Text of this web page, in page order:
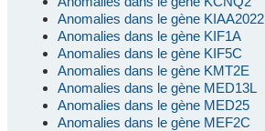
Anomalies dans le gène KIAA2022
Anomalies dans le gène KIF1A
Anomalies dans le gène KIF5C
Anomalies dans le gène KMT2E
Anomalies dans le gène MED13L
Anomalies dans le gène MED25
Anomalies dans le gène MEF2C